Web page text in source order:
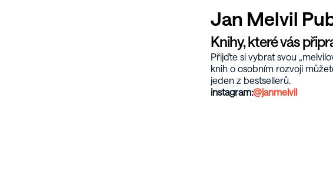
Jan Melvil
Knihy, které vás
Přijďte si vybrat svou
knih o osobním rozvoji
jeden z bestsellerů.
instagram:@janmelvil